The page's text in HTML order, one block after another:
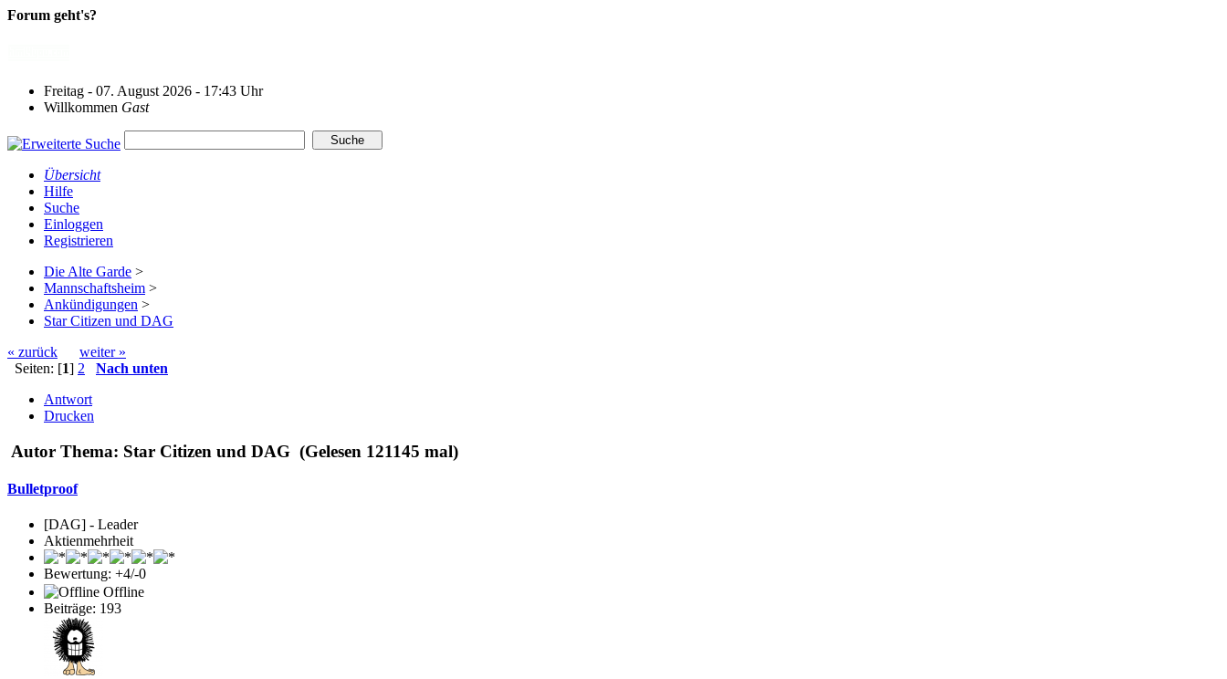
Forum geht's?
Freitag - 07. August 2026 - 17:43 Uhr
Willkommen Gast
Übersicht
Hilfe
Suche
Einloggen
Registrieren
Die Alte Garde >
Mannschaftsheim >
Ankündigungen >
Star Citizen und DAG
« zurück
weiter »
Seiten: [1] 2
Nach unten
Antwort
Drucken
Autor Thema: Star Citizen und DAG (Gelesen 121145 mal)
Bulletproof
[DAG] - Leader
Aktienmehrheit
Bewertung: +4/-0
Offline
Beiträge: 193